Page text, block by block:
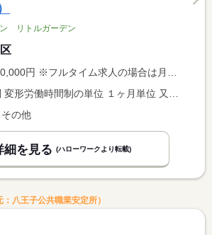
リトルガーデン
求人の場合は月額（換算額）、パート求人の場合は時間額を表示しています。
変形労働時間制 変形労働時間制の単位 １ヶ月単位 又は 7時00分〜19時00分の時間の間の9時間 就業時間に関する特記事項 ７：００〜１９：００の間の実働８時間 <BR> シフト制による（実働８時間・休憩１時間） <BR> ※園の開閉時間によって異なります。
の他
細を見る (ハローワークより転載)
八王子公共職業安定所）